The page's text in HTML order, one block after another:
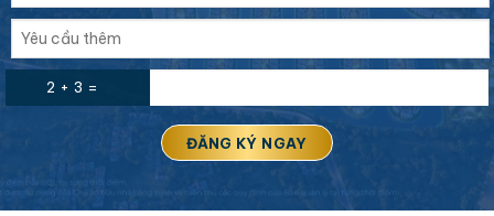
2 + 3 =